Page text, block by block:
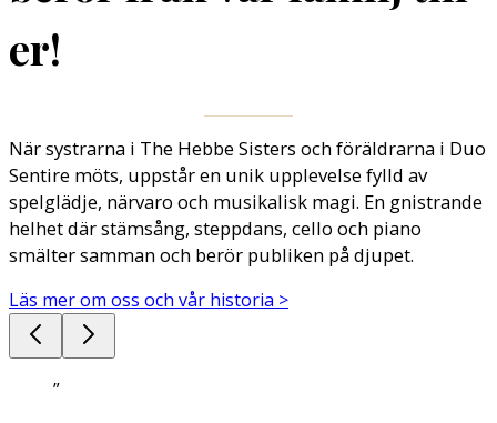
er!
När systrarna i The Hebbe Sisters och föräldrarna i Duo
Sentire möts, uppstår en unik upplevelse fylld av
spelglädje, närvaro och musikalisk magi. En gnistrande
helhet där stämsång, steppdans, cello och piano
smälter samman och berör publiken på djupet.
Läs mer om oss och vår historia >
”